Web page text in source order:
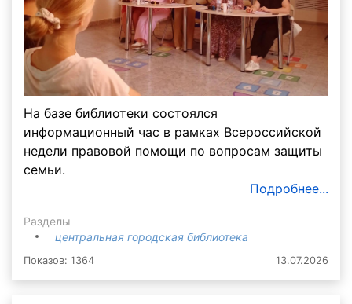
На базе библиотеки состоялся
информационный час в рамках Всероссийской
недели правовой помощи по вопросам защиты
семьи.
Подробнее...
Разделы
центральная городская библиотека
Показов: 1364 13.07.2026